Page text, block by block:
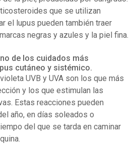
que se utilizan
el lupus pueden también traer
negras y azules y la piel fina.
de los cuidados más
cutáneo y sistémico.
UVB y UVA son los que más
y los que estimulan las
Estas reacciones pueden
año, en días soleados o
del que se tarda en caminar